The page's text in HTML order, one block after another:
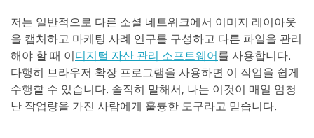
저는 일반적으로 다른 소셜 네트워크에서 이미지 레이아웃
을 캡처하고 마케팅 사례 연구를 구성하고 다른 파일을 관리
해야 할 때 이디지털 자산 관리 소프트웨어를 사용합니다.
다행히 브라우저 확장 프로그램을 사용하면 이 작업을 쉽게
수행할 수 있습니다. 솔직히 말해서, 나는 이것이 매일 엄청
난 작업량을 가진 사람에게 훌륭한 도구라고 믿습니다.